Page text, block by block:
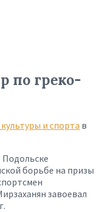
по греко-
и спорта в
Подольске
борьбе на призы
завоевал